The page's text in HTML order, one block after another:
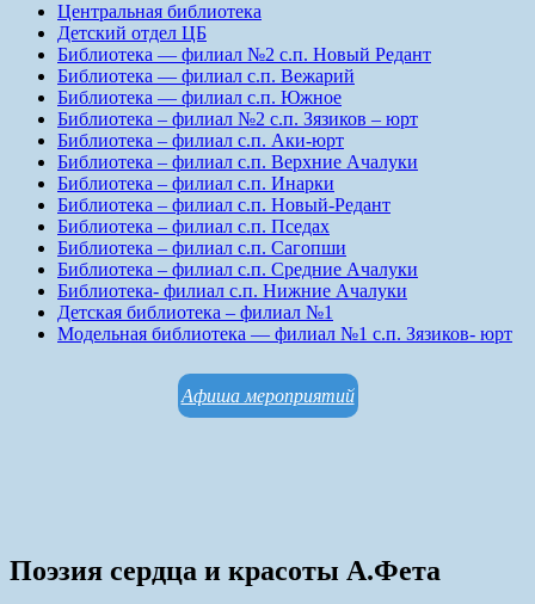
Центральная библиотека
Детский отдел ЦБ
Библиотека — филиал №2 с.п. Новый Редант
Библиотека — филиал с.п. Вежарий
Библиотека — филиал с.п. Южное
Библиотека – филиал №2 с.п. Зязиков – юрт
Библиотека – филиал с.п. Аки-юрт
Библиотека – филиал с.п. Верхние Ачалуки
Библиотека – филиал с.п. Инарки
Библиотека – филиал с.п. Новый-Редант
Библиотека – филиал с.п. Пседах
Библиотека – филиал с.п. Сагопши
Библиотека – филиал с.п. Средние Ачалуки
Библиотека- филиал с.п. Нижние Ачалуки
Детская библиотека – филиал №1
Модельная библиотека — филиал №1 с.п. Зязиков- юрт
Афиша мероприятий
Поэзия сердца и красоты А.Фета